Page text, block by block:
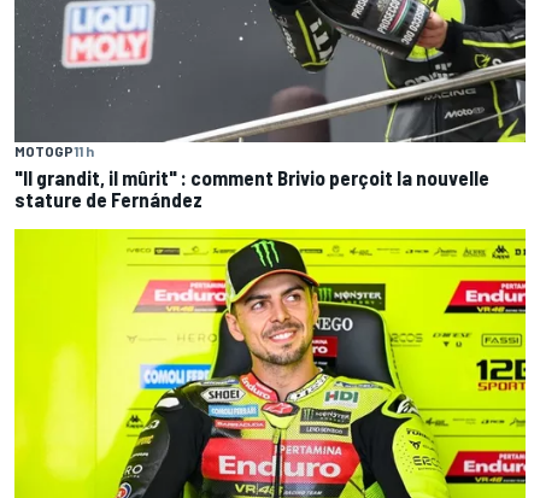
MOTOGP11 h
"Il grandit, il mûrit" : comment Brivio perçoit la nouvelle
stature de Fernández